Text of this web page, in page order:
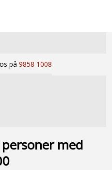
på9858 1008
med